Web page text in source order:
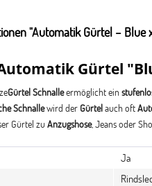
"Automatik Gürtel – Blue
Gürtel
Gürtel Schnalleermöglicht ein
Schnallewird der Gürtelauch oft
Gürtel zuAnzugshose, Jeans oder
Ja